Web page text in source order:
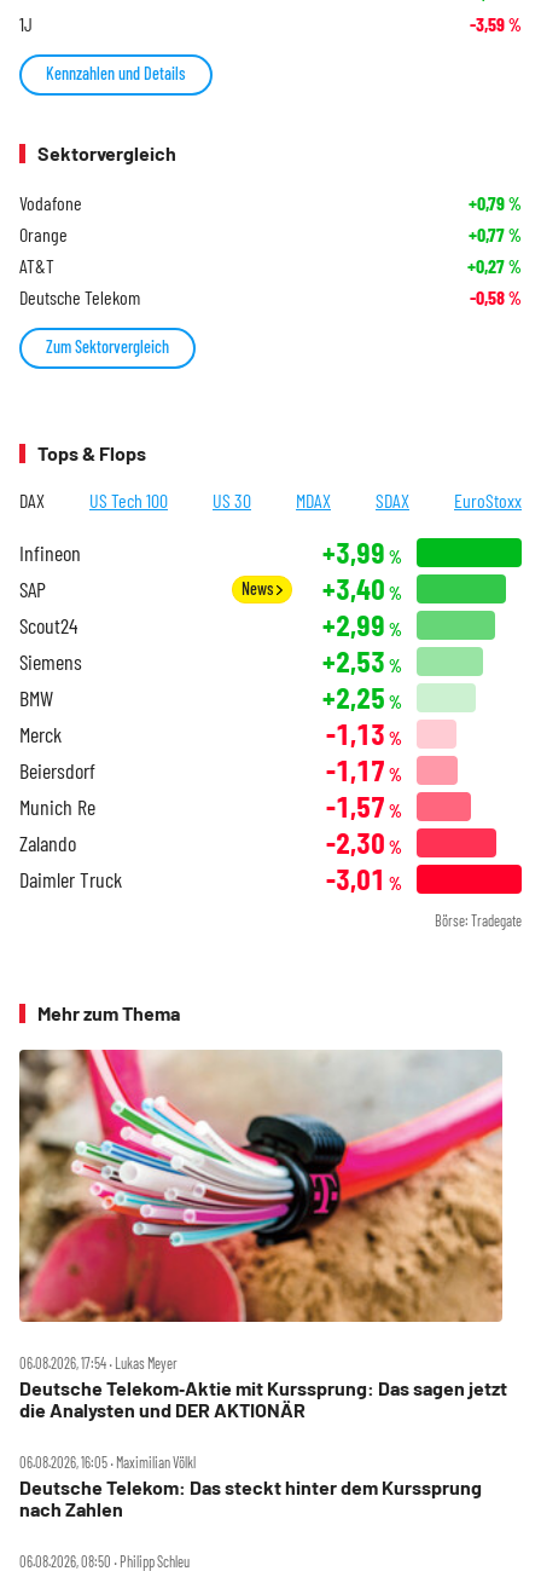
1J -3,59%
Kennzahlen und Details
Sektorvergleich
Vodafone +0,79%
Orange +0,77%
AT&T +0,27%
Deutsche Telekom -0,58%
Zum Sektorvergleich
Tops & Flops
DAX US Tech 100 US 30 MDAX SDAX EuroStoxx
Infineon +3,99 %
SAP News +3,40 %
Scout24 +2,99 %
Siemens +2,53 %
BMW +2,25 %
Merck -1,13 %
Beiersdorf -1,17 %
Munich Re -1,57 %
Zalando -2,30 %
Daimler Truck -3,01 %
Börse: Tradegate
Mehr zum Thema
06.08.2026, 17:54 ‧ Lukas Meyer
Deutsche Telekom‑Aktie mit Kurssprung: Das sagen jetzt
die Analysten und DER AKTIONÄR
06.08.2026, 16:05 ‧ Maximilian Völkl
Deutsche Telekom: Das steckt hinter dem Kurssprung
nach Zahlen
06.08.2026, 08:50 ‧ Philipp Schleu